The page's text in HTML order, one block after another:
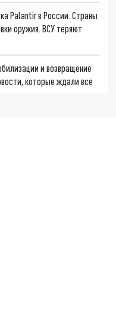
Palantir в России. Страны
оружия. ВСУ теряют
и возвращение
которые ждали все